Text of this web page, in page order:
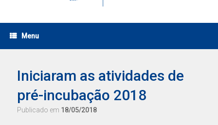
Menu
Iniciaram as atividades de
pré-incubação 2018
Publicado em 18/05/2018